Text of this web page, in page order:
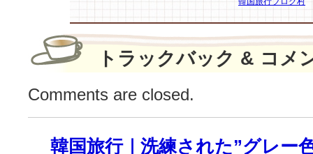
トラックバック & コメ
Comments are closed.
韓国旅行｜洗練された”グレー